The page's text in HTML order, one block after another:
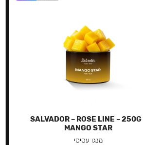
SALVADOR – ROSE LINE – 250G
MANGO STAR
מנגו עסיסי